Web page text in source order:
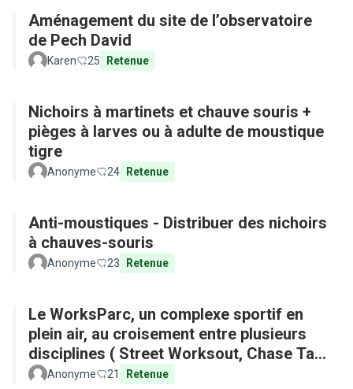
Aménagement du site de l’observatoire
de Pech David
Karen 25 Retenue
Nichoirs à martinets et chauve souris +
pièges à larves ou à adulte de moustique
tigre
Anonyme 24 Retenue
Anti-moustiques - Distribuer des nichoirs
à chauves-souris
Anonyme 23 Retenue
Le WorksParc, un complexe sportif en
plein air, au croisement entre plusieurs
disciplines ( Street Worksout, Chase Tag,
Parkour)
Anonyme 21 Retenue